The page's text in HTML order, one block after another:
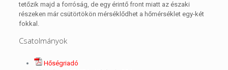
tetőzik majd a forróság, de egy érintő front miatt az északi
részeken már csütörtökön mérséklődhet a hőmérséklet egy-két
fokkal.
Csatolmányok
Hőségriadó